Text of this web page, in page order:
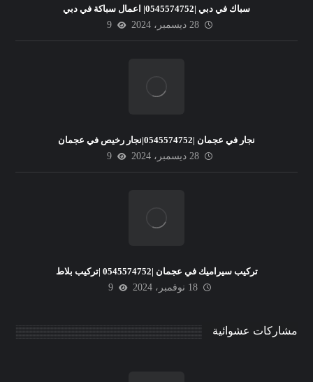
سباك في دبي |0545574752| اعمال سباكة في دبي
28 ديسمبر، 2024
9
نجار في عجمان |0545574752|نجار رخيص في عجمان
28 ديسمبر، 2024
9
تركيب سيراميك في عجمان |0545574752 |تركيب بلاط
18 نوفمبر، 2024
9
مشاركات عشوائية